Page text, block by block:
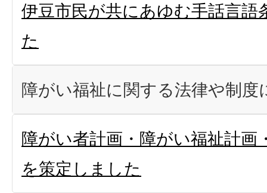
伊豆市民が共にあゆむ手話言語
た
障がい福祉に関する法律や制度
障がい者計画・障がい福祉計画
を策定しました